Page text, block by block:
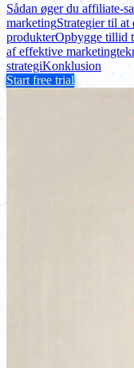
Sådan øger du affiliate-
marketingStrategier til at
produkterOpbygge tillid
af effektive
strategiKonklusion
Start free trial